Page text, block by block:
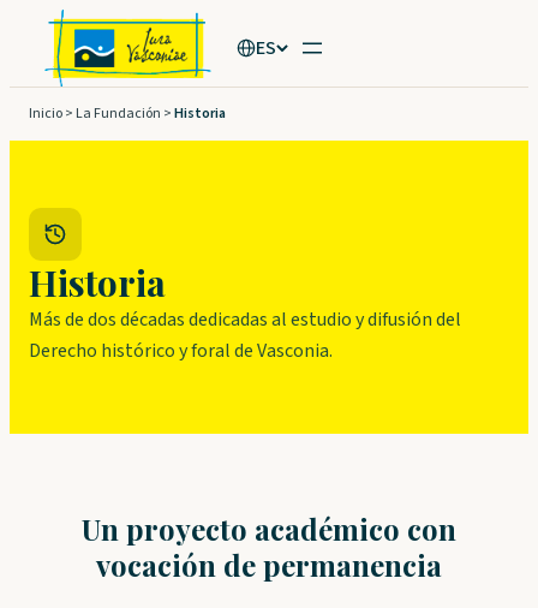
Saltar
contenido
ES
Inicio> La Fundación >Historia
Historia
Más de dos décadas dedicadas al estudio y difusión del
Derecho histórico y foral de Vasconia.
Un proyecto académico con
vocación de permanencia